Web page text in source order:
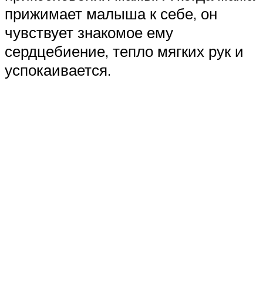
прижимает малыша к себе, он
чувствует знакомое ему
сердцебиение, тепло мягких рук и
успокаивается.